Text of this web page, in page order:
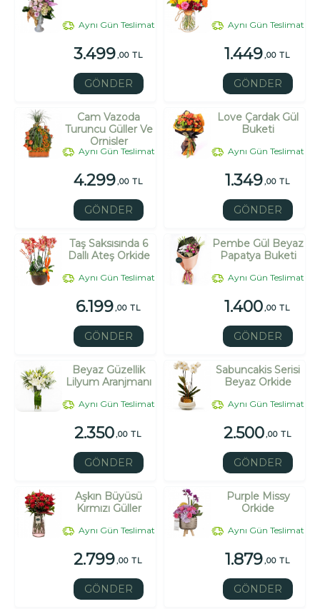
Aynı Gün Teslimat
3.499,00 TL
GÖNDER
Aynı Gün Teslimat
1.449,00 TL
GÖNDER
Cam Vazoda
Turuncu Güller Ve
Ornisler
Aynı Gün Teslimat
4.299,00 TL
GÖNDER
Love Çardak Gül
Buketi
Aynı Gün Teslimat
1.349,00 TL
GÖNDER
Taş Saksısında 6
Dallı Ateş Orkide
Aynı Gün Teslimat
6.199,00 TL
GÖNDER
Pembe Gül Beyaz
Papatya Buketi
Aynı Gün Teslimat
1.400,00 TL
GÖNDER
Beyaz Güzellik
Lilyum Aranjmanı
Aynı Gün Teslimat
2.350,00 TL
GÖNDER
Sabuncakis Serisi
Beyaz Orkide
Aynı Gün Teslimat
2.500,00 TL
GÖNDER
Aşkın Büyüsü
Kırmızı Güller
Aynı Gün Teslimat
2.799,00 TL
GÖNDER
Purple Missy
Orkide
Aynı Gün Teslimat
1.879,00 TL
GÖNDER